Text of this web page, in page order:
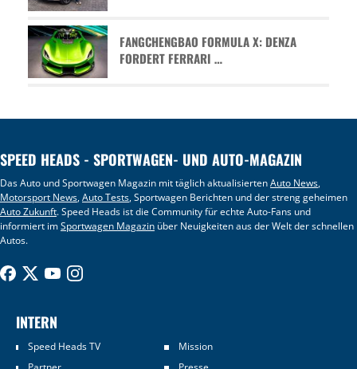
FANGCHENGBAO FORMULA X: DENZA
FORDERT FERRARI …
SPEED HEADS - SPORTWAGEN- UND AUTO-MAGAZIN
Das Auto und Sportwagen Magazin mit täglich aktualisiertenAuto News,
Motorsport News,Auto Tests, Sportwagen Berichten und der streng geheimen
Auto Zukunft. Speed Heads ist die Community für echte Auto-Fans und
informiert imSportwagen Magazin über Neuigkeiten aus der Welt der schnellen
Autos.
INTERN
Speed Heads TV
Mission